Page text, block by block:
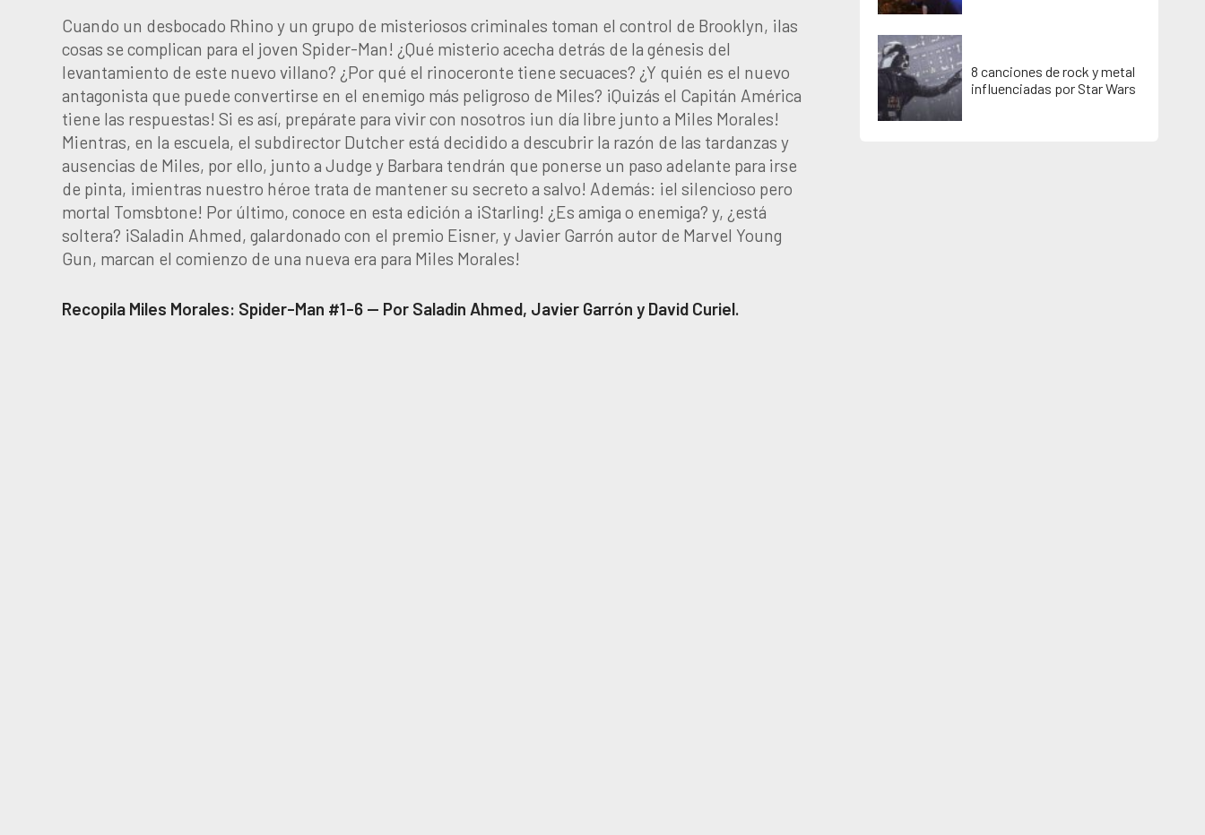
Cuando un desbocado Rhino y un grupo de misteriosos criminales toman el control de Brooklyn, ¡las
cosas se complican para el joven Spider-Man! ¿Qué misterio acecha detrás de la génesis del
levantamiento de este nuevo villano? ¿Por qué el rinoceronte tiene secuaces? ¿Y quién es el nuevo
antagonista que puede convertirse en el enemigo más peligroso de Miles? ¡Quizás el Capitán América
tiene las respuestas! Si es así, prepárate para vivir con nosotros ¡un día libre junto a Miles Morales!
Mientras, en la escuela, el subdirector Dutcher está decidido a descubrir la razón de las tardanzas y
ausencias de Miles, por ello, junto a Judge y Barbara tendrán que ponerse un paso adelante para irse
de pinta, ¡mientras nuestro héroe trata de mantener su secreto a salvo! Además: ¡el silencioso pero
mortal Tomsbtone! Por último, conoce en esta edición a ¡Starling! ¿Es amiga o enemiga? y, ¿está
soltera? ¡Saladin Ahmed, galardonado con el premio Eisner, y Javier Garrón autor de Marvel Young
Gun, marcan el comienzo de una nueva era para Miles Morales!
Recopila Miles Morales: Spider-Man #1-6 — Por Saladin Ahmed, Javier Garrón y David Curiel.
8 canciones de rock y metal
influenciadas por Star Wars